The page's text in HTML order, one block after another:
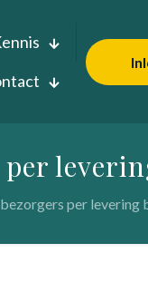
per levering